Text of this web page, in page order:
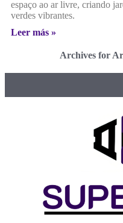
espaço ao ar livre, criando
verdes vibrantes.
Leer más »
Archives for